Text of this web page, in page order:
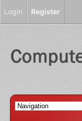
Login Register